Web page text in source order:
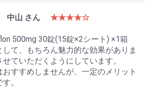
中山 さん
★★★★☆
500mg 30錠(15錠×2シート) ×1箱
て、もちろん魅力的な効果がありま
せていただくようにしています。
すすめしませんが、一定のメリット
。